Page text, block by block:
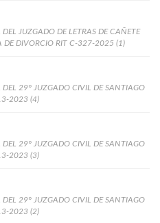
JUZGADO DE LETRAS DE CAÑETE
DE DIVORCIO RIT C-327-2025 (1)
DEL 29° JUZGADO CIVIL DE SANTIAGO
2023 (4)
DEL 29° JUZGADO CIVIL DE SANTIAGO
2023 (3)
DEL 29° JUZGADO CIVIL DE SANTIAGO
2023 (2)